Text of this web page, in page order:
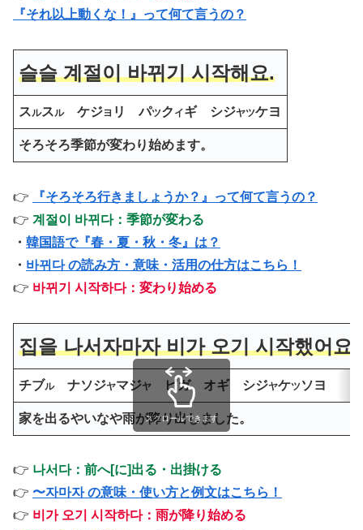
『それ以上動くな！』って何て言うの？
슬슬 계절이 바뀌기 시작해요.
スルスルケジヨ リ パツク イギ シジヤツケヨ
そろそろ季節が変わり始めます。
👉
『そろそろ行きましょうか？』って何て言うの？
👉 계절이 바뀌다：季節が変わる
・ 韓国語で『春・夏・秋・冬』は？
・ 바뀌다 の読み方・意味・活用の仕方はこちら！
👉 바뀌기 시작하다：変わり始める
집을 나서자마자 비가 오기 시작했어요.
チブルナソジヤマジヤ ピガ オギ シジヤケツソヨ
家を出るやいなや雨が降り出しました。
スクロールできます
👉 나서다： 前へ[に]出る・ 出掛ける
👉 〜자마자 の意味・使い方と例文はこちら！
👉 비가 오기 시작하다：雨が降り始める